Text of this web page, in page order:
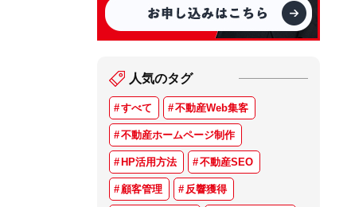
人気のタグ
すべて 不動産Web集客
不動産ホームページ制作
HP活用方法 不動産SEO
顧客管理 反響獲得